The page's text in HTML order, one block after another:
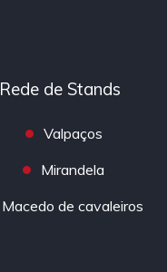
Rede de Stands
Valpaços
Mirandela
Macedo de cavaleiros